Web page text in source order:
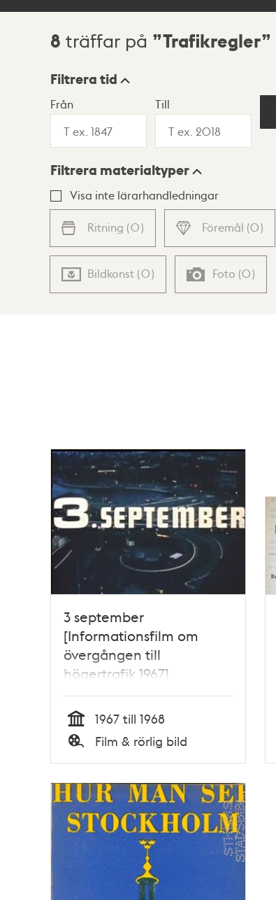
Sökresultat
8 träffar på Trafikregler
Visningsläge
Lista Karta
Filtrera tid
Från Till
Filtrera materialtyper
Visa inte lärarhandledningar
Ritning (0) Föremål (0)
Bildkonst (0) Foto (0)
3 september
[Informationsfilm om
övergången till
högertrafik 1967]
Tid
1967 till 1968
Typ
Film & rörlig bild